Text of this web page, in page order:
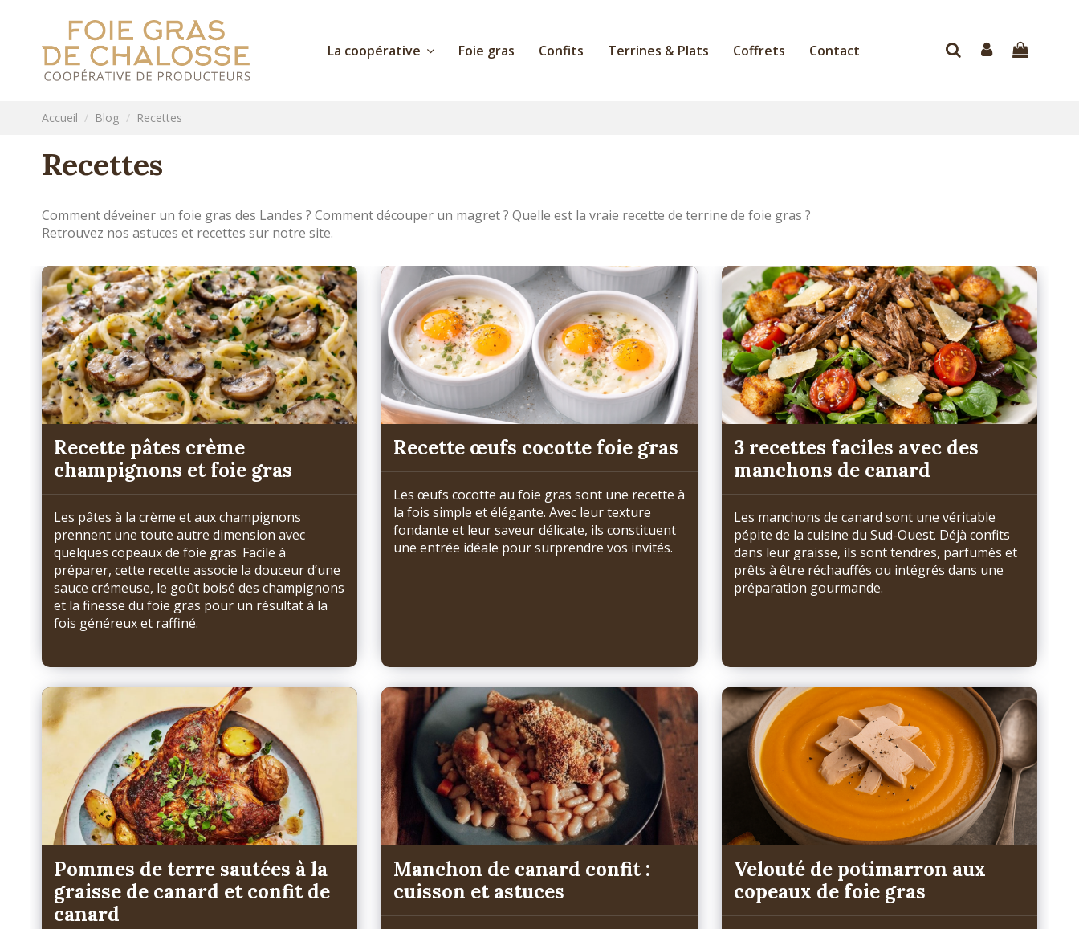
La coopérative Foie gras Confits Terrines & Plats Coffrets Contact
Accueil Blog Recettes
Recettes
Comment déveiner un foie gras des Landes ? Comment découper un magret ? Quelle est la vraie recette de terrine de foie gras ?
Retrouvez nos astuces et recettes sur notre site.
Recette pâtes crème
champignons et foie gras
Les pâtes à la crème et aux champignons
prennent une toute autre dimension avec
quelques copeaux de foie gras. Facile à
préparer, cette recette associe la douceur d’une
sauce crémeuse, le goût boisé des champignons
et la finesse du foie gras pour un résultat à la
fois généreux et raffiné.
Recette œufs cocotte foie gras
Les œufs cocotte au foie gras sont une recette à
la fois simple et élégante. Avec leur texture
fondante et leur saveur délicate, ils constituent
une entrée idéale pour surprendre vos invités.
3 recettes faciles avec des
manchons de canard
Les manchons de canard sont une véritable
pépite de la cuisine du Sud-Ouest. Déjà confits
dans leur graisse, ils sont tendres, parfumés et
prêts à être réchauffés ou intégrés dans une
préparation gourmande.
Pommes de terre sautées à la
graisse de canard et confit de
canard
Manchon de canard confit :
cuisson et astuces
Velouté de potimarron aux
copeaux de foie gras